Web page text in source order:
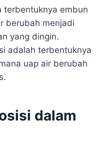
terbentuknya embun
berubah menjadi
yang dingin.
adalah terbentuknya
uap air berubah
dalam